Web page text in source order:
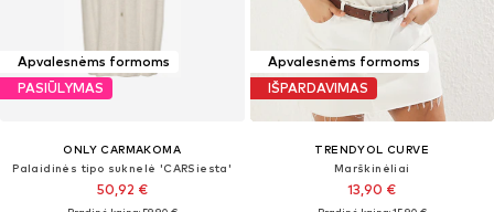
Apvalesnėms formoms
PASIŪLYMAS
ONLY CARMAKOMA
Palaidinės tipo suknelė 'CARSiesta'
50,92 €
Apvalesnėms formoms
IŠPARDAVIMAS
TRENDYOL CURVE
Marškinėliai
13,90 €